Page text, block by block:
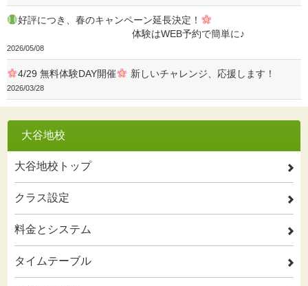
好評につき、春のキャンペーン延長決定！
体験はWEB予約で簡単に♪
2026/05/08
4/29 無料体験DAY開催 新しいチャレンジ、応援します！
2026/03/28
大谷地校
大谷地校トップ 2
クラス設定 2
料金とシステム 2
タイムテーブル 2